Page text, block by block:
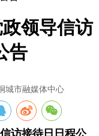
领导信访
告
城市融媒体中心
访接待日日程公